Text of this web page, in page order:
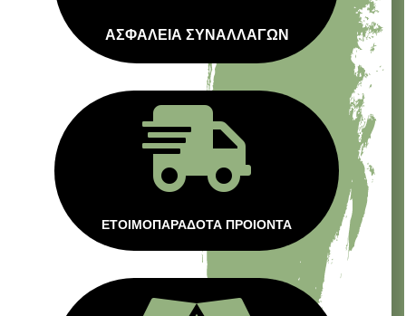
ΑΣΦΑΛΕΙΑ ΣΥΝΑΛΛΑΓΩΝ

ΕΤΟΙΜΟΠΑΡΑΔΟΤΑ ΠΡΟΙΟΝΤΑ